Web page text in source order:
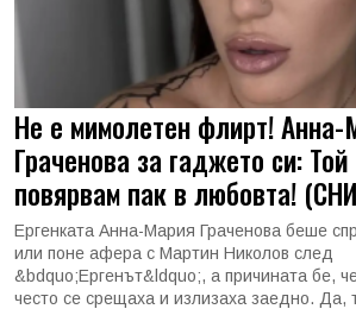
Не е мимолетен флирт! Анна-
Граченова за гаджето си:
повярвам пак в любовта!
Ергенката Анна-Мария Граченова беше
или поне афера с Мартин Николов след
&bdquo;Ергенът&ldquo;, а причината бе,
често се срещаха и излизаха заедно. Да,